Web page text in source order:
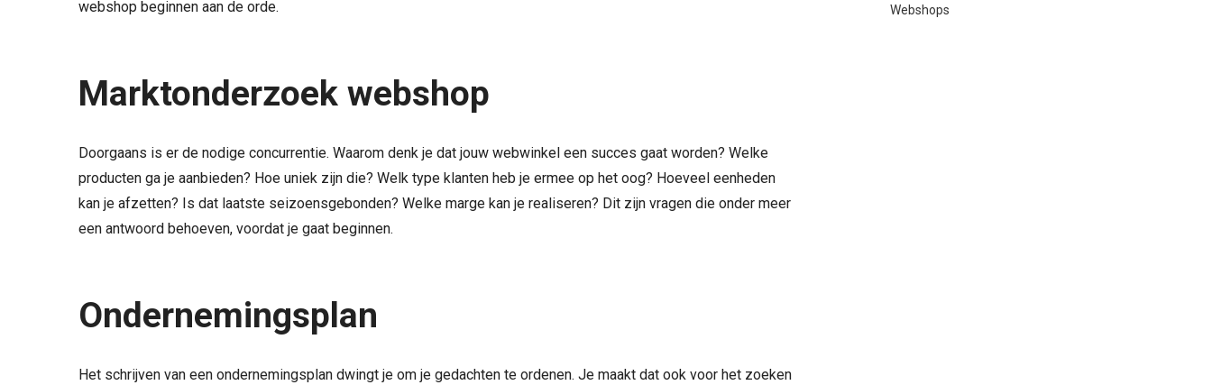
webshop beginnen aan de orde.
Marktonderzoek webshop
Doorgaans is er de nodige concurrentie. Waarom denk je dat jouw webwinkel een succes gaat worden? Welke
producten ga je aanbieden? Hoe uniek zijn die? Welk type klanten heb je ermee op het oog? Hoeveel eenheden
kan je afzetten? Is dat laatste seizoensgebonden? Welke marge kan je realiseren? Dit zijn vragen die onder meer
een antwoord behoeven, voordat je gaat beginnen.
Ondernemingsplan
Het schrijven van een ondernemingsplan dwingt je om je gedachten te ordenen. Je maakt dat ook voor het zoeken
Webshops